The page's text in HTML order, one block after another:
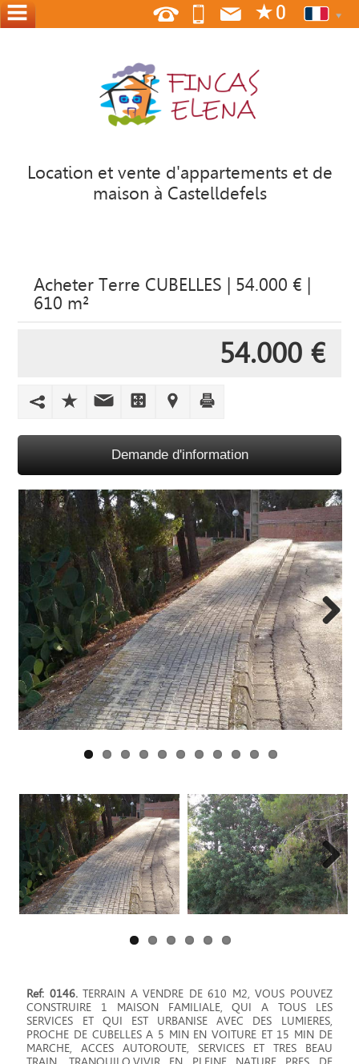
Location et vente d'appartements et de
maison à Castelldefels
SOMMES
VOSS
ACCUEIL
Acheter Terre CUBELLES | 54.000 € |
610 m²
54.000 €
Demande d'information
Next
Next
Ref: 0146.TERRAIN A VENDRE DE 610 M2, VOUS POUVEZ
CONSTRUIRE 1 MAISON FAMILIALE, QUI A TOUS LES
SERVICES ET QUI EST URBANISE AVEC DES LUMIERES,
PROCHE DE CUBELLES A 5 MIN EN VOITURE ET 15 MIN DE
MARCHE, ACCES AUTOROUTE, SERVICES ET TRES BEAU